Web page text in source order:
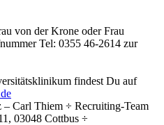
von der Krone oder Frau
Tel: 0355 46-2614 zur
findest Du auf
Carl Thiem ÷ Recruiting-Team
03048 Cottbus ÷